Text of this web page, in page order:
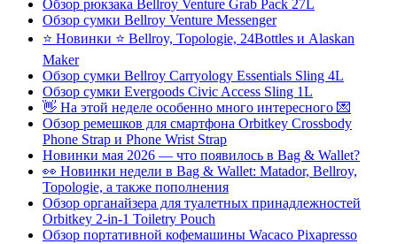
Обзор рюкзака Bellroy Venture Grab Pack 27L
Обзор сумки Bellroy Venture Messenger
⭐ Новинки ⭐ Bellroy, Topologie, 24Bottles и Alaskan
Maker
Обзор сумки Bellroy Carryology Essentials Sling 4L
Обзор сумки Evergoods Civic Access Sling 1L
👋 На этой неделе особенно много интересного 💌
Обзор ремешков для смартфона Orbitkey Crossbody
Phone Strap и Phone Wrist Strap
Новинки мая 2026 — что появилось в Bag & Wallet?
👀 Новинки недели в Bag & Wallet: Matador, Bellroy,
Topologie, а также пополнения
Обзор органайзера для туалетных принадлежностей
Orbitkey 2-in-1 Toiletry Pouch
Обзор портативной кофемашины Wacaco Pixapresso